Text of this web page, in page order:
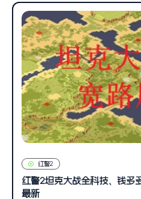
红警2
红警2坦克大战全科技、钱多
最新